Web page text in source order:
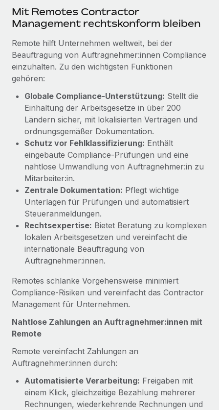
Globale Bereitstellung und Verfolgung von IT-
Geräten
Gründung von Niederlassungen
Schnelle, rechtssichere Gründung von
Niederlassungen
Mühelose Relocation von Mitarbeiter:innen
Benefits
Mühelose Verwaltung von Benefits
Mehr erfahren
Strategische Partnerschaft zwischen
Reverse Tech und Remote für Contractor
Management und Payroll
Reverse Tech auf einen Blick Das Gesundheits- und
Mehr erfahren
EOR und PEO
Contractor Management
Den Blog erkunden
Neues zu Remote-Produkten: Integration mit
Gusto und Zero und Contractor Management
Plus
Auch im neuen Jahr wollen wir bei Remote Unternehmen
aller Größen dabei unterstützen, die beste...
Mehr erfahren
Wie Phiture 55 Mitarbeiter:innen in 19 Ländern
mit Remote verwaltet
Phiture ist der unumstrittene Marktführer im Bereich der
Wachstumsberatung für mobile Apps. Das...
Mehr erfahren
Mit Remotes Contractor
Management rechtskonform bleiben
Remote hilft Unternehmen weltweit, bei der
Beauftragung von Auftragnehmer:innen Compliance
einzuhalten. Zu den wichtigsten Funktionen
gehören:
Globale Compliance‑Unterstützung: Stellt die
Einhaltung der Arbeitsgesetze in über 200
Ländern sicher, mit lokalisierten Verträgen und
ordnungsgemäßer Dokumentation.
Schutz vor Fehlklassifizierung: Enthält
eingebaute Compliance‑Prüfungen und eine
nahtlose Umwandlung von Auftragnehmer:in zu
Mitarbeiter:in.
Zentrale Dokumentation: Pflegt wichtige
Unterlagen für Prüfungen und automatisiert
Steueranmeldungen.
Rechtsexpertise: Bietet Beratung zu komplexen
lokalen Arbeitsgesetzen und vereinfacht die
internationale Beauftragung von
Auftragnehmer:innen.
Remotes schlanke Vorgehensweise minimiert
Compliance‑Risiken und vereinfacht das Contractor
Management für Unternehmen.
Nahtlose Zahlungen an Auftragnehmer:innen mit
Remote
Remote vereinfacht Zahlungen an
Auftragnehmer:innen durch:
Automatisierte Verarbeitung: Freigaben mit
einem Klick, gleichzeitige Bezahlung mehrerer
Rechnungen, wiederkehrende Rechnungen und